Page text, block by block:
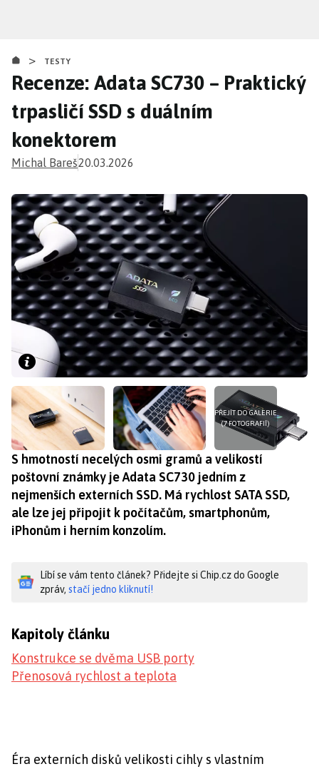
obsahu
> TESTY
Recenze: Adata SC730 – Praktický
trpasličí SSD s duálním
konektorem
Michal Bareš20.03.2026
PŘEJÍT DO GALERIE
(7 FOTOGRAFIÍ)
S hmotností necelých osmi gramů a velikostí
poštovní známky je Adata SC730 jedním z
nejmenších externích SSD. Má rychlost SATA SSD,
ale lze jej připojit k počítačům, smartphonům,
iPhonům i herním konzolím.
Líbí se vám tento článek? Přidejte si Chip.cz do Google
zpráv, stačí jedno kliknutí!
Kapitoly článku
Konstrukce se dvěma USB porty
Přenosová rychlost a teplota
Éra externích disků velikosti cihly s vlastním